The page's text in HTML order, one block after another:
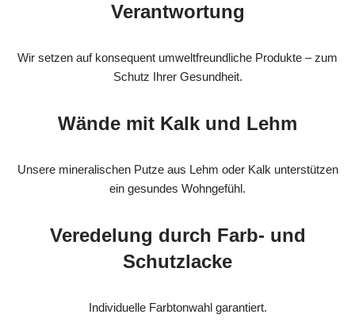
Verantwortung
Wir setzen auf konsequent umweltfreundliche Produkte – zum
Schutz Ihrer Gesundheit.
Wände mit Kalk und Lehm
Unsere mineralischen Putze aus Lehm oder Kalk unterstützen
ein gesundes Wohngefühl.
Veredelung durch Farb- und
Schutzlacke
Individuelle Farbtonwahl garantiert.